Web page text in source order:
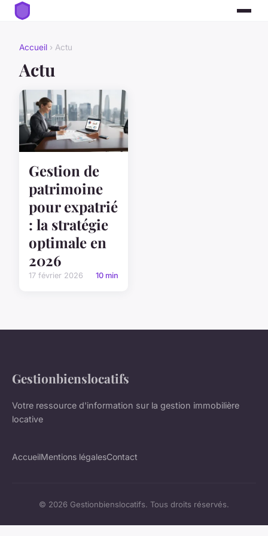
Accueil › Actu
Actu
Gestion de
patrimoine
pour expatrié
: la stratégie
optimale en
2026
17 février 2026 10 min
Gestionbienslocatifs
Votre ressource d'information sur la gestion immobilière
locative
AccueilMentions légalesContact
© 2026 Gestionbienslocatifs. Tous droits réservés.